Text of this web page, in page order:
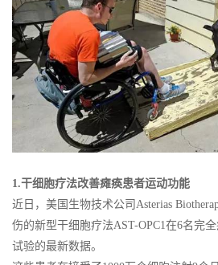
1.干细胞疗法改善瘫痪患者运动功能
近日，美国生物技术公司Asterias
伤的新型干细胞疗法AST-OPC1在6名完
试验的最新数据。